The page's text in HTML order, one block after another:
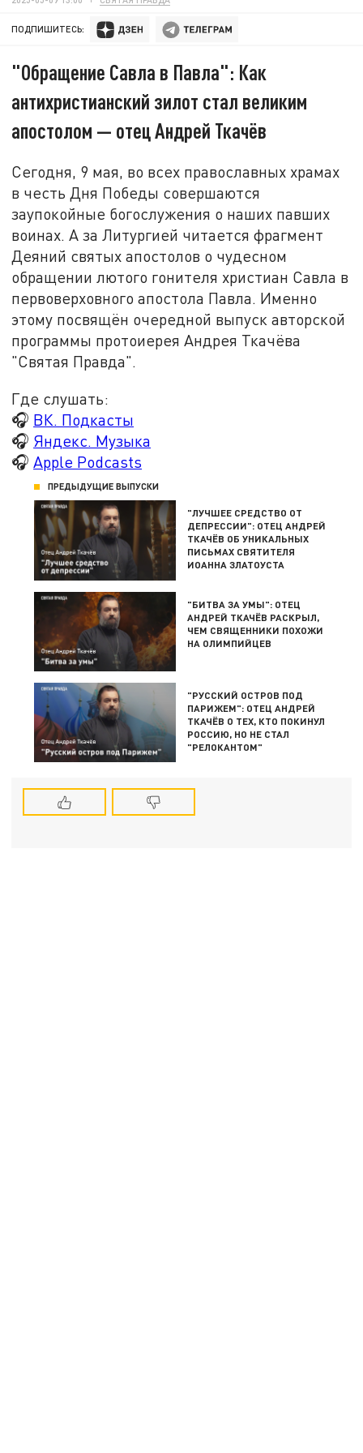
ПОДПИШИТЕСЬ:
"Обращение Савла в Павла": Как
антихристианский зилот стал великим
апостолом — отец Андрей Ткачёв
Сегодня, 9 мая, во всех православных храмах
в честь Дня Победы совершаются
заупокойные богослужения о наших павших
воинах. А за Литургией читается фрагмент
Деяний святых апостолов о чудесном
обращении лютого гонителя христиан Савла в
первоверховного апостола Павла. Именно
этому посвящён очередной выпуск авторской
программы протоиерея Андрея Ткачёва
"Святая Правда".
Где слушать:
🎧 ВК. Подкасты
🎧 Яндекс. Музыка
🎧 Apple Podcasts
ПРЕДЫДУЩИЕ ВЫПУСКИ
"ЛУЧШЕЕ СРЕДСТВО ОТ
ДЕПРЕССИИ": ОТЕЦ АНДРЕЙ
ТКАЧЁВ ОБ УНИКАЛЬНЫХ
ПИСЬМАХ СВЯТИТЕЛЯ
ИОАННА ЗЛАТОУСТА
"БИТВА ЗА УМЫ": ОТЕЦ
АНДРЕЙ ТКАЧЁВ РАСКРЫЛ,
ЧЕМ СВЯЩЕННИКИ ПОХОЖИ
НА ОЛИМПИЙЦЕВ
"РУССКИЙ ОСТРОВ ПОД
ПАРИЖЕМ": ОТЕЦ АНДРЕЙ
ТКАЧЁВ О ТЕХ, КТО ПОКИНУЛ
РОССИЮ, НО НЕ СТАЛ
"РЕЛОКАНТОМ"